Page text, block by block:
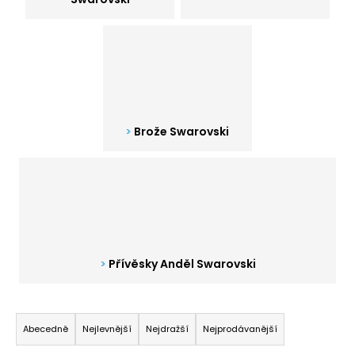
Brože Swarovski
Přívěsky Anděl Swarovski
Ř
a
Abecedně Nejlevnější Nejdražší Nejprodávanější
u